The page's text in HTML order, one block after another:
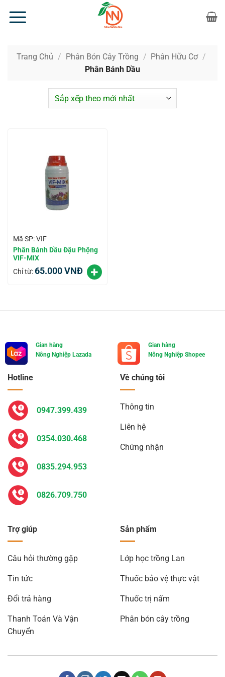
qua
Trang Chủ / Phân Bón Cây Trồng / Phân Hữu Cơ /
Phân Bánh Dầu
Mã SP: VIF
Phân Bánh Dầu Đậu Phộng
VIF-MIX
Chỉ từ:65.000VNĐ
Gian hàng
Nông Nghiệp Lazada
Gian hàng
Nông Nghiệp Shopee
Về chúng tôi
Thông tin
Liên hệ
Chứng nhận
Trợ giúp
Câu hỏi thường gặp
Tin tức
Đổi trả hàng
Thanh Toán Và Vận
Chuyển
Sản phẩm
Lớp học trồng Lan
Thuốc bảo vệ thực vật
Thuốc trị nấm
Phân bón cây trồng
Hotline
0947.399.439
0354.030.468
0835.294.953
0826.709.750